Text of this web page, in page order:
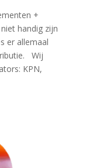
+
handig zijn
er allemaal
Wij
KPN,